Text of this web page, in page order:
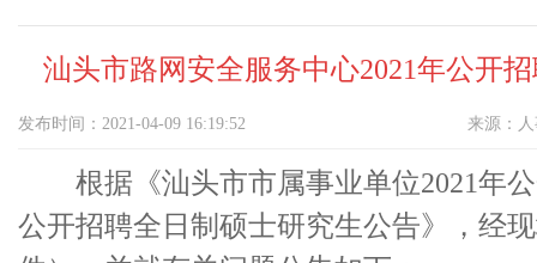
汕头市路网安全服务中心2021年公开
发布时间：2021-04-09 16:19:52 来源：
根据《汕头市市属事业单位2021年公
公开招聘全日制硕士研究生公告》，经